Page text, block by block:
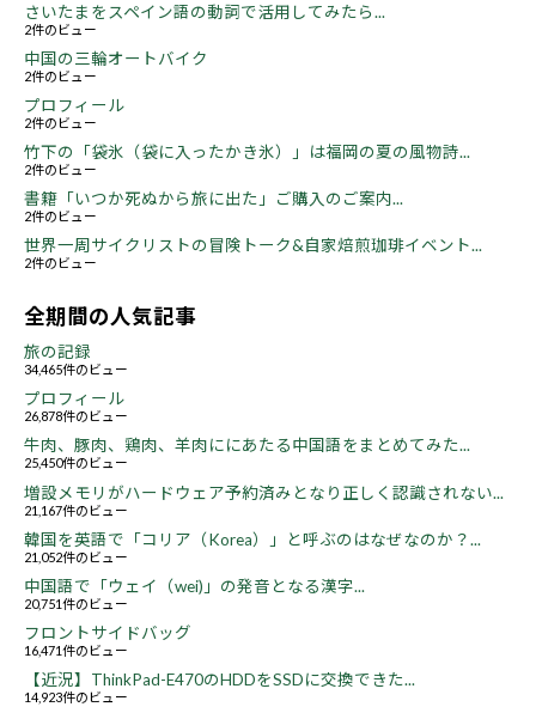
さいたまをスペイン語の動詞で活用してみたら...
2件のビュー
中国の三輪オートバイク
2件のビュー
プロフィール
2件のビュー
竹下の「袋氷（袋に入ったかき氷）」は福岡の夏の風物詩...
2件のビュー
書籍「いつか死ぬから旅に出た」ご購入のご案内...
2件のビュー
世界一周サイクリストの冒険トーク&自家焙煎珈琲イベント...
2件のビュー
全期間の人気記事
旅の記録
34,465件のビュー
プロフィール
26,878件のビュー
牛肉、豚肉、鶏肉、羊肉ににあたる中国語をまとめてみた...
25,450件のビュー
増設メモリがハードウェア予約済みとなり正しく認識されない...
21,167件のビュー
韓国を英語で「コリア（Korea）」と呼ぶのはなぜなのか？...
21,052件のビュー
中国語で「ウェイ（wei)」の発音となる漢字...
20,751件のビュー
フロントサイドバッグ
16,471件のビュー
【近況】ThinkPad-E470のHDDをSSDに交換できた...
14,923件のビュー